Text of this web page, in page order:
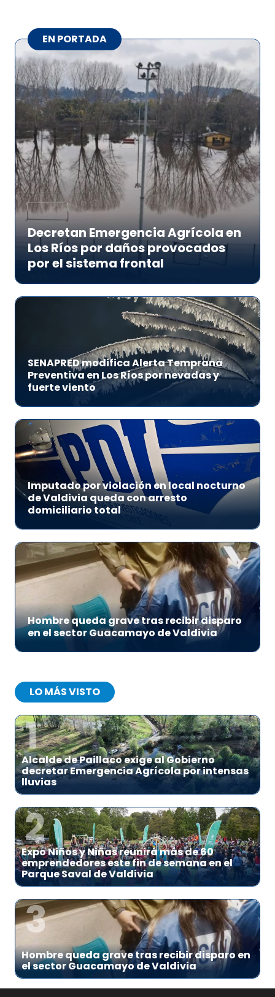
EN PORTADA
Decretan Emergencia Agrícola en
Los Ríos por daños provocados
por el sistema frontal
SENAPRED modifica Alerta Temprana
Preventiva en Los Ríos por nevadas y
fuerte viento
Imputado por violación en local nocturno
de Valdivia queda con arresto
domiciliario total
Hombre queda grave tras recibir disparo
en el sector Guacamayo de Valdivia
LO MÁS VISTO
1
Alcalde de Paillaco exige al Gobierno
decretar Emergencia Agrícola por intensas
lluvias
2
Expo Niños y Niñas reunirá más de 60
emprendedores este fin de semana en el
Parque Saval de Valdivia
3
Hombre queda grave tras recibir disparo en
el sector Guacamayo de Valdivia